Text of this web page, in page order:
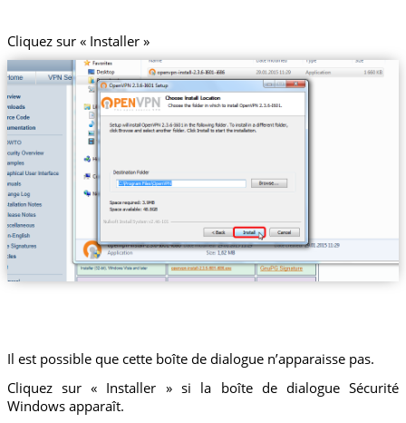
Cliquez sur « Installer »
Il est possible que cette boîte de dialogue n’apparaisse pas.
Cliquez sur « Installer » si la boîte de dialogue Sécurité
Windows apparaît.